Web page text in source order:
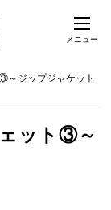
メニュー
～ジップジャケット
ット③～